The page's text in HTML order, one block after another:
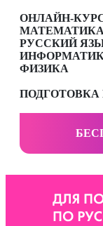
ОНЛАЙН-
МАТЕМАТИКА
РУССКИЙ
ФИЗИКА
ПОДГОТОВКА